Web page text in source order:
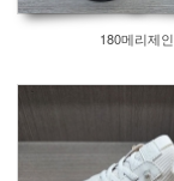
180메리제인